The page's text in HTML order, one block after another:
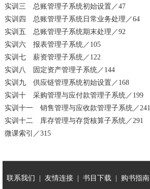
实训三 总账管理子系统初始设置／47
实训四 总账管理子系统日常业务处理／64
实训五 总账管理子系统期末处理／92
实训六 报表管理子系统／105
实训七 薪资管理子系统／122
实训八 固定资产管理子系统／144
实训九 供应链管理系统初始设置／168
实训十 采购管理与应付款管理子系统／199
实训十一 销售管理与应收款管理子系统／241
实训十二 库存管理与存货核算子系统／291
微课索引／315
联系我们 | 友情连接 | 书目下载 | 购书指南